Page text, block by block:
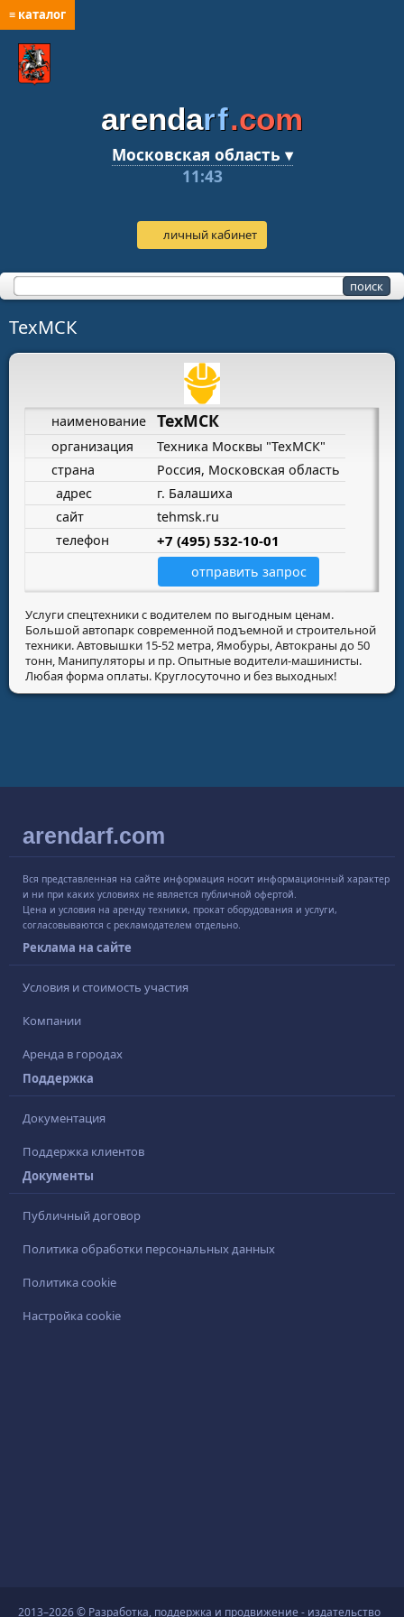
≡ каталог
arendarf.com
Московская область ▾
11:43
личный кабинет
ТехМСК
наименование ТехМСК
организация
Техника Москвы "ТехМСК"
страна
Россия, Московская область
адрес
г. Балашиха
сайт
tehmsk.ru
телефон
+7 (495) 532-10-01
отправить запрос
Услуги спецтехники с водителем по выгодным ценам.
Большой автопарк современной подъемной и строительной
техники. Автовышки 15-52 метра, Ямобуры, Автокраны до 50
тонн, Манипуляторы и пр. Опытные водители-машинисты.
Любая форма оплаты. Круглосуточно и без выходных!
arendarf.com
Вся представленная на сайте информация носит информационный характер
и ни при каких условиях не является публичной офертой.
Цена и условия на аренду техники, прокат оборудования и услуги,
согласовываются с рекламодателем отдельно.
Реклама на сайте
Условия и стоимость участия
Компании
Аренда в городах
Поддержка
Документация
Поддержка клиентов
Документы
Публичный договор
Политика обработки персональных данных
Политика cookie
Настройка cookie
2013–2026 © Разработка, поддержка и продвижение - издательство